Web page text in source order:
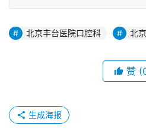
北京丰台医院口腔科 北
赞
生成海报